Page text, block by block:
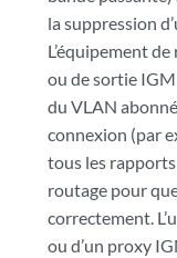
la suppression
L’équipement
ou de sortie
du VLAN
connexion (par
tous les
routage pour
correctement.
ou d’un proxy